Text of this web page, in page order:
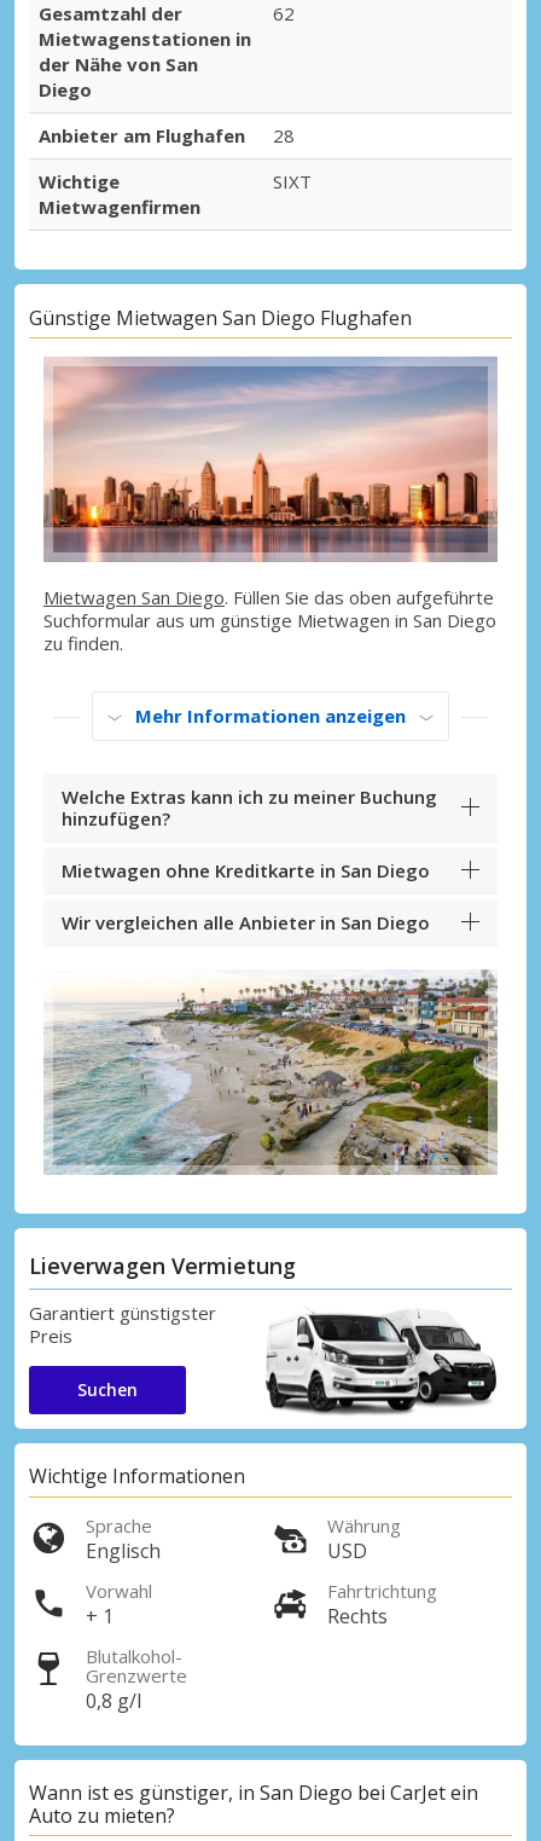
Gesamtzahl der
Mietwagenstationen in
der Nähe von San
Diego
62
Anbieter am Flughafen
28
Wichtige
Mietwagenfirmen
SIXT
Günstige Mietwagen San Diego Flughafen
Mietwagen San Diego. Füllen Sie das oben aufgeführte
Suchformular aus um günstige Mietwagen in San Diego
zu finden.
Mehr Informationen anzeigen
Welche Extras kann ich zu meiner Buchung
hinzufügen?
Mietwagen ohne Kreditkarte in San Diego
Wir vergleichen alle Anbieter in San Diego
Lieverwagen Vermietung
Garantiert günstigster
Preis
Suchen
Wichtige Informationen
Sprache
Englisch
Währung
USD
Vorwahl
+ 1
Fahrtrichtung
Rechts
Blutalkohol-
Grenzwerte
0,8 g/l
Wann ist es günstiger, in San Diego bei CarJet ein
Auto zu mieten?